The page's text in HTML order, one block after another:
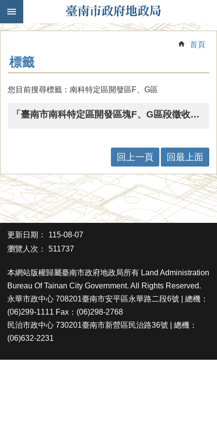
跳到主要內容區塊
首頁
標籤
您目前搜尋標籤：南科特定區開發區F、G區
「臺南市南科特定區開發區塊F、G區段徵收工程」榮獲「第四屆台灣永續行動獎」銀級
回上一頁 回最上面
更新日期：
115-08-07
瀏覽人次：
511737
本網站版權歸屬臺南市政府地政局所有 Land Administration
Bureau Of Tainan City Government. All Rights Reserved.
永華市政中心 708201臺南市安平區永華路二段6號 | 總機：
(06)299-1111 Fax：(06)298-2768
民治市政中心 730201臺南市新營區民治路36號 | 總機：
(06)632-2231